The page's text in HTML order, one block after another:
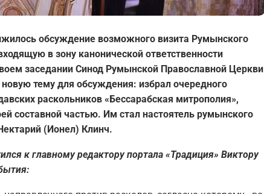
обсуждение возможного визита Румынского
в зону канонической ответственности
заседании Синод Румынской Православной Церкви
тему для обсуждения: избрал очередного
раскольников «Бессарабская митрополия»,
составной частью. Им стал настоятель румынского
(Ионел) Клинч.
к главному редактору портала «Традиция» Виктору